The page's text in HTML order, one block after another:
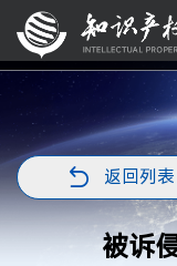
返回列表
被诉